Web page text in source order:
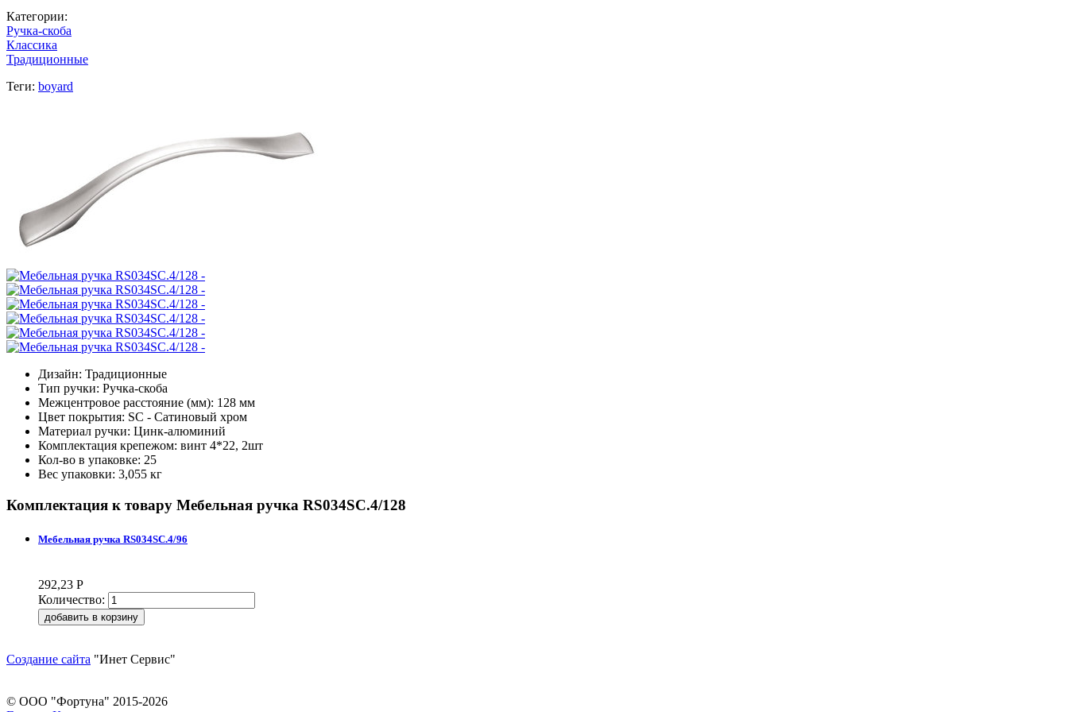
Категории:
Ручка-скоба
Классика
Традиционные
Теги: boyard
Дизайн: Традиционные
Тип ручки: Ручка-скоба
Межцентровое расстояние (мм): 128 мм
Цвет покрытия: SC - Сатиновый хром
Материал ручки: Цинк-алюминий
Комплектация крепежом: винт 4*22, 2шт
Кол-во в упаковке: 25
Вес упаковки: 3,055 кг
Комплектация к товару Мебельная ручка RS034SC.4/128
Мебельная ручка RS034SC.4/96
292,23 Р
Количество:
Создание сайта "Инет Сервис"
© ООО "Фортуна" 2015-2026